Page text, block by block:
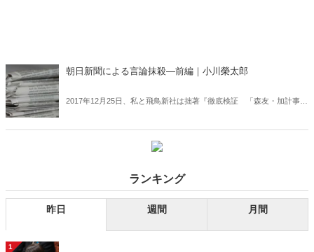
朝日新聞による言論抹殺―前編｜小川榮太郎
2017年12月25日、私と飛鳥新社は拙著『徹底検証 「森友・加計事
べる理由により、この訴訟そのものが日本社会の「言論の自由」を、
今後大きく抑圧する可能性のある禁じ手だと考える。
ランキング
昨日 週間 月間
1